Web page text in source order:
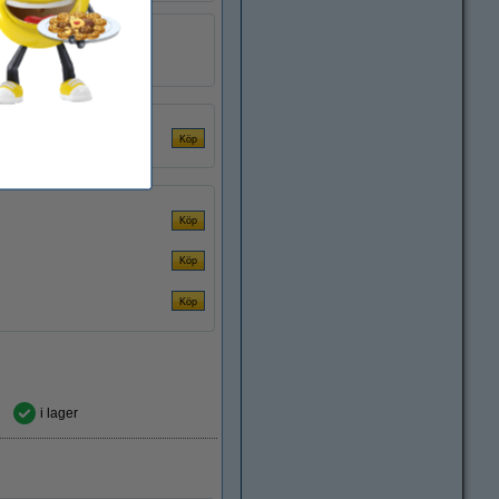
60 liter
20 st
SDR00342
i lager